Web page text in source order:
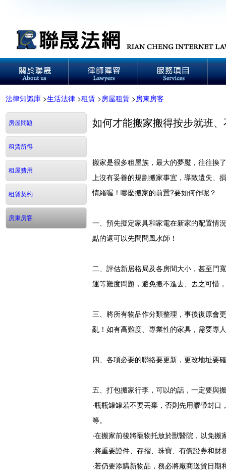
法律知識庫 >生活法律 >租賃 >房屋租賃 >房東房客
房屋問題
租賃所得
租屋費用
租賃契約
房東房客
如何才能搬家搬得按步就班
搬家是很多租屋族，最大的夢魘，往往換
上沒有妥善的規劃搬家事宜，導致遺失、
情緒喔！哪麼搬家的前置?要如何作呢？
一、預先擬定家具和家電在新家的配置情
點的還可以先問問風水師！
二、評估新居格局及各房間大小，甚至門
運等難度問題，避免搬不進去、丟之可惜
三、將所有物品作分類整理，事後復原會
亂！如有高難度、專業性的家具，需要專
四、各項必要的聯絡要更新，更改地址
五、打包搬家行李，可以的話，一定要與
‧瓶瓶罐罐若不要丟棄，否則先用膠帶封
等。
‧在搬家前後將寵物托放於獸醫院，以免
‧將重要證件、存摺、珠寶、有價證券和
‧若仍要添購新物品，務必將廠商送貨日